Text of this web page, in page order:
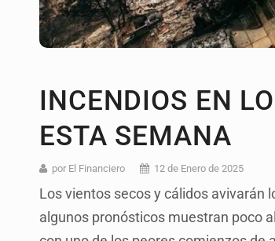
INCENDIOS EN
ESTA SEMANA
por El Financiero 12 de Enero de 2025
Los vientos secos y cálidos avivarán
algunos pronósticos muestran poco